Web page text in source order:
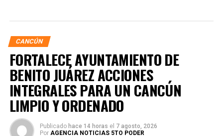
CANCÚN
FORTALECE AYUNTAMIENTO DE
BENITO JUÁREZ ACCIONES
INTEGRALES PARA UN CANCÚN
LIMPIO Y ORDENADO
Publicado hace 14 horas el 7 agosto, 2026
Por AGENCIA NOTICIAS 5TO PODER